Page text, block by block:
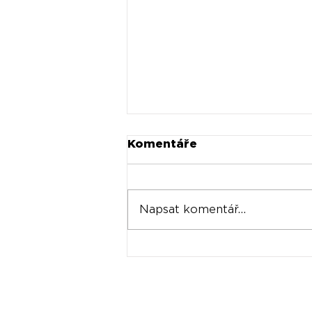
Komentáře
Napsat komentář...